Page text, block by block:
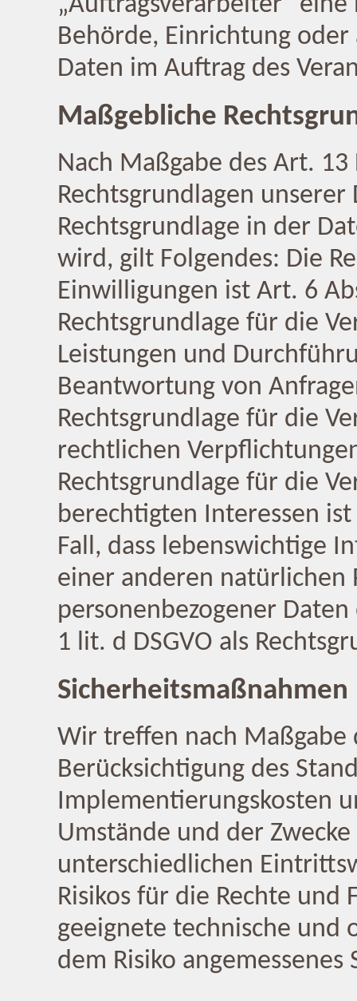
Behörde, Einrichtung
Daten im Auftrag des
Maßgebliche
Nach Maßgabe des Art.
Rechtsgrundlagen
Rechtsgrundlage in der
wird, gilt Folgendes: Die
Einwilligungen ist Art. 6
Rechtsgrundlage für die
Leistungen und
Beantwortung von
Rechtsgrundlage für die
rechtlichen
Rechtsgrundlage für die
berechtigten Interessen
Fall, dass lebenswichtige
einer anderen natürlichen
personenbezogener
1 lit. d DSGVO als
Sicherheitsmaßnahmen
Wir treffen nach Maßgabe
Berücksichtigung des
Implementierungskosten
Umstände und der
unterschiedlichen
Risikos für die Rechte
geeignete technische und
dem Risiko